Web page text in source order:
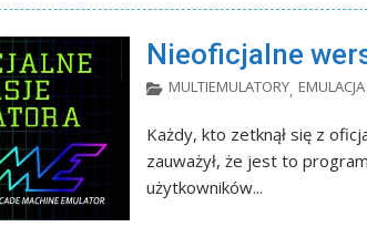
Nieoficjalne
MULTIEMULATORY,
Każdy, kto zetknął się z
zauważył, że jest to
użytkowników...